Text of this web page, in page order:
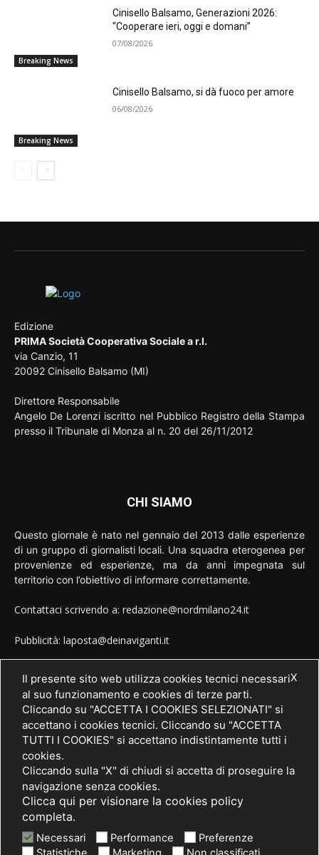
Breaking News
Cinisello Balsamo, Generazioni 2026:
“Cooperare ieri, oggi e domani”
07/08/2026
Breaking News
Cinisello Balsamo, si dà fuoco per amore
06/08/2026
Edizione
PRIMA Società Cooperativa Sociale a r.l.
via Canzio, 11
20092 Cinisello Balsamo (MI)
Direttore Responsabile
Angelo De Lorenzi iscritto nel Pubblico Registro della Stampa
presso il Tribunale di Monza al n. 20 del 26/11/2012
CHI SIAMO
Questo giornale è nato nel gennaio del 2013 dalle esperienze
di un gruppo di giornalisti locali. Una squadra eterogenea per
provenienze ed esperienze, ma da anni impegnata sul
territorio con l’obiettivo di informare correttamente.
Contattaci scrivendo a: redazione@nordmilano24.it
Pubblicità: laposta@deinaviganti.it
Tel. 389 1492573
SEGUICI
X
Il presente sito web utilizza cookies tecnici necessari
al suo funzionamento e cookies di terze parti.
Cliccando su "ACCETTA I COOKIES SELEZIONATI" si
accettano i cookies tecnici. Cliccando su "ACCETTA
TUTTI I COOKIES" si accettano indistintamente tutti i
cookies.
Cliccando sulla "X" di chiudi si accetta di proseguire la
navigazione senza cookies.
Clicca qui per visionare la cookies policy
completa.
Necessari Performance
Preferenze